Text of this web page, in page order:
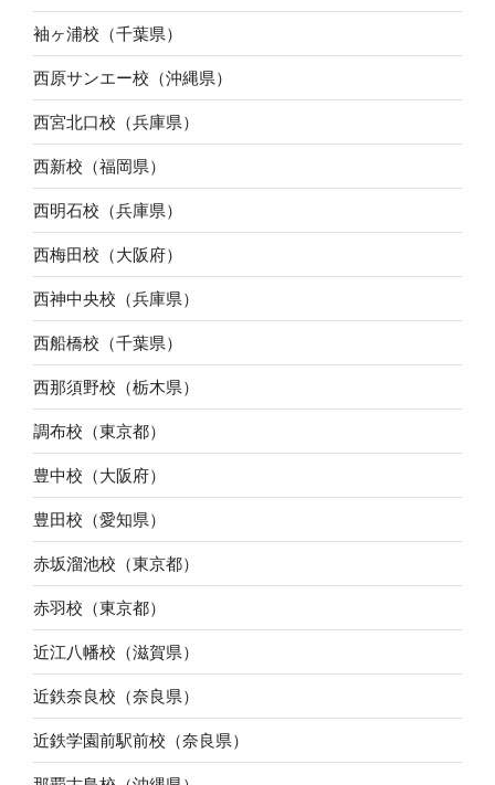
袖ヶ浦校（千葉県）
西原サンエー校（沖縄県）
西宮北口校（兵庫県）
西新校（福岡県）
西明石校（兵庫県）
西梅田校（大阪府）
西神中央校（兵庫県）
西船橋校（千葉県）
西那須野校（栃木県）
調布校（東京都）
豊中校（大阪府）
豊田校（愛知県）
赤坂溜池校（東京都）
赤羽校（東京都）
近江八幡校（滋賀県）
近鉄奈良校（奈良県）
近鉄学園前駅前校（奈良県）